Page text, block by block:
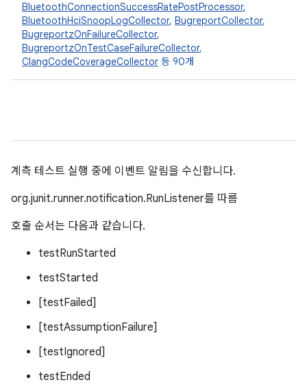
BluetoothConnectionSuccessRatePostProcessor,
BluetoothHciSnoopLogCollector, BugreportCollector,
BugreportzOnFailureCollector,
BugreportzOnTestCaseFailureCollector,
ClangCodeCoverageCollector 등 90개
계측 테스트 실행 중에 이벤트 알림을 수신합니다.
org.junit.runner.notification.RunListener를 따름
호출 순서는 다음과 같습니다.
testRunStarted
testStarted
[testFailed]
[testAssumptionFailure]
[testIgnored]
testEnded